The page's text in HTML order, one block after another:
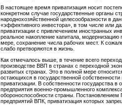
В настоящее время приватизация носит
конкретном случае государственные органы
народнохозяйственной целесообразности в
«эффективного инвестора», в том числе или
приватизации с привлечением иностранных
реальное накопление капитала,
мере, сохранение числа рабочих мест. К
слабо претворяются в жизнь.
Как отмечалось выше, в течение всего
производстве ВВП в странах с переходной
развитых странах. Это в полной мере
остающихся в государственной
приватизации. В собственности государства
предприятия военно-промышленного
обороноспособности страны. Постановлением
предприятий ВПК, приватизация которых